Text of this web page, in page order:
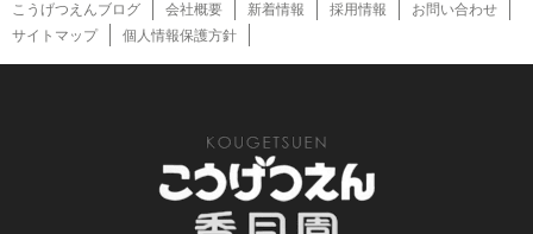
こうげつえんブログ
会社概要 新着情報 採用情報
お問い合わせ
サイトマップ
個人情報保護方針